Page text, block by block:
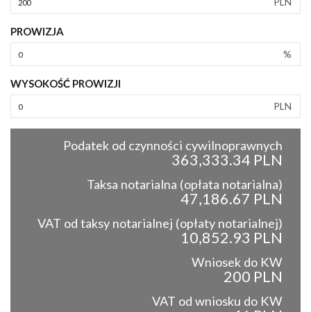
PROWIZJA
%
WYSOKOŚĆ PROWIZJI
PLN
Podatek od czynności cywilnoprawnych
363,333.34 PLN
Taksa notarialna (opłata notarialna)
47,186.67 PLN
VAT od taksy notarialnej (opłaty notarialnej)
10,852.93 PLN
Wniosek do KW
200 PLN
VAT od wniosku do KW